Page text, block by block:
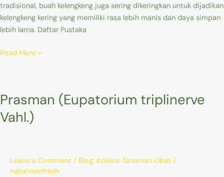
tradisional, buah kelengkeng juga sering dikeringkan untuk dijadikan
kelengkeng kering yang memiliki rasa lebih manis dan daya simpan
lebih lama. Daftar Pustaka
Read More »
Prasman (Eupatorium triplinerve
Vahl.)
Leave a Comment / Blog, Koleksi Tanaman Obat /
naturindofresh
(Eupatorium
triplinerve
Vahl.)